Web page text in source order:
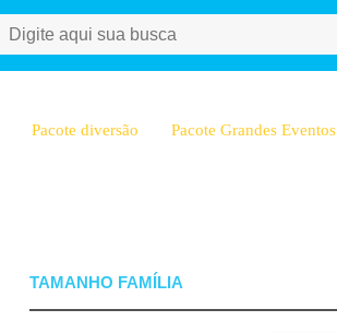
Pacote diversão Pacote Grandes Eventos